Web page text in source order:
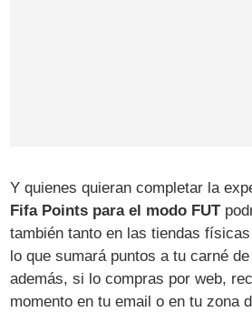
Y quienes quieran completar la
Fifa Points para el modo FUT
también tanto en las tiendas
lo que sumará puntos a tu carné
además, si lo compras por web,
momento en tu email o en tu zona